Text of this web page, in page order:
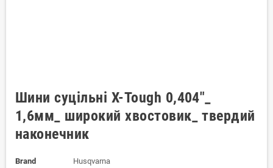
Шини суцільні X-Tough 0,404"_
1,6мм_ широкий хвостовик_ твердий
наконечник
Brand
Husqvarna